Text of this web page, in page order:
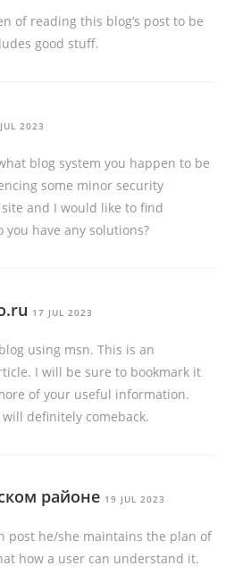
of reading this blog’s post to be
good stuff.
2023
blog system you happen to be
some minor security
and I would like to find
you have any solutions?
17 JUL 2023
using msn. This is an
I will be sure to bookmark it
of your useful information.
definitely comeback.
районе 19 JUL 2023
post he/she maintains the plan of
how a user can understand it.